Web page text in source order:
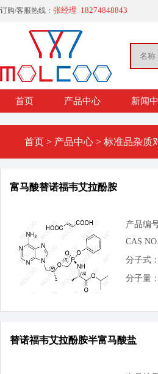
订购/客服热线： 张经理 18274848843
首页 产品中心 新闻
首页 > 产品中心 > 标准品杂质
富马酸替诺福韦艾拉酚胺
产品编
CAS NO.
分子式：
分子量：
替诺福韦艾拉酚胺半富马酸盐